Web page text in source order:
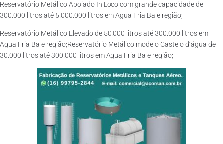
Reservatório Metálico Apoiado In Loco com grande capacidade de
300.000 litros até 5.000.000 litros em Agua Fria Ba e região;
Reservatório Metálico Elevado de 50.000 litros até 300.000 litros em
Agua Fria Ba e região;Reservatório Metálico modelo Castelo d’água de
30.000 litros até 300.000 litros em Agua Fria Ba e região;